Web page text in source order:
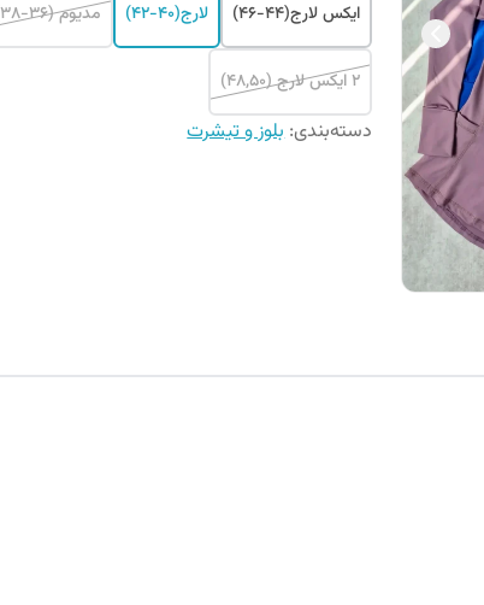
ایکس لارج(۴۴-۴۶) لارج(۴۰-۴۲) مدیوم (۳۶-۳۸)
۲ ایکس لارج (۴۸,۵۰)
دسته‌بندی:بلوز و تیشرت